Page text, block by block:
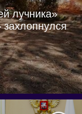
лучника»
захлопнулся